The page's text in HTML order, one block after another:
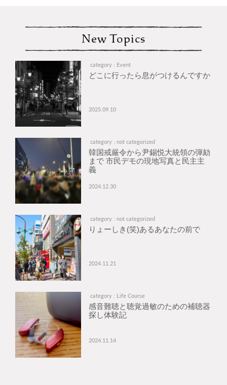
New Topics
category : Event
どこに行ったら息がつけるんですか
2025.09.10
category : not categorized
韓国戒厳令から尹錫悦大統領の弾劾
まで 市民デモの現地写真と民主主
義
2024.12.30
category : not categorized
りょーしき(笑)あるあなたの前で
2024.11.21
category : Life Course
感音難聴と聴覚過敏のための補聴器
探し体験記
2024.11.14